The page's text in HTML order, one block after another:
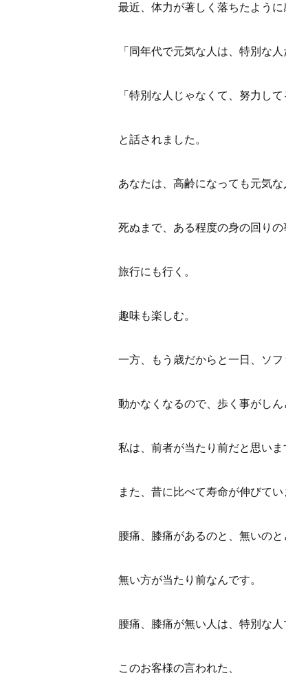
最近、体力が著しく落ちたように
「同年代で元気な人は、特別な
「特別な人じゃなくて、努力して
と話されました。
あなたは、高齢になっても元気
死ぬまで、ある程度の身の回りの
旅行にも行く。
趣味も楽しむ。
一方、もう歳だからと一日、ソ
動かなくなるので、歩く事がし
私は、前者が当たり前だと思いま
また、昔に比べて寿命が伸びて
腰痛、膝痛があるのと、無いの
無い方が当たり前なんです。
腰痛、膝痛が無い人は、特別な人
このお客様の言われた、